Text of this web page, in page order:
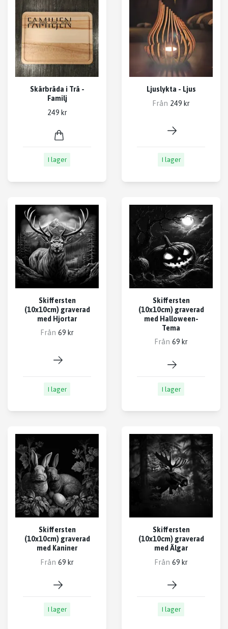
Skärbräda i Trä -
Familj
249 kr
I lager
Ljuslykta - Ljus
Från 249 kr
I lager
Skiffersten
(10x10cm) graverad
med Hjortar
Från 69 kr
I lager
Skiffersten
(10x10cm) graverad
med Halloween-
Tema
Från 69 kr
I lager
Skiffersten
(10x10cm) graverad
med Kaniner
Från 69 kr
I lager
Skiffersten
(10x10cm) graverad
med Älgar
Från 69 kr
I lager